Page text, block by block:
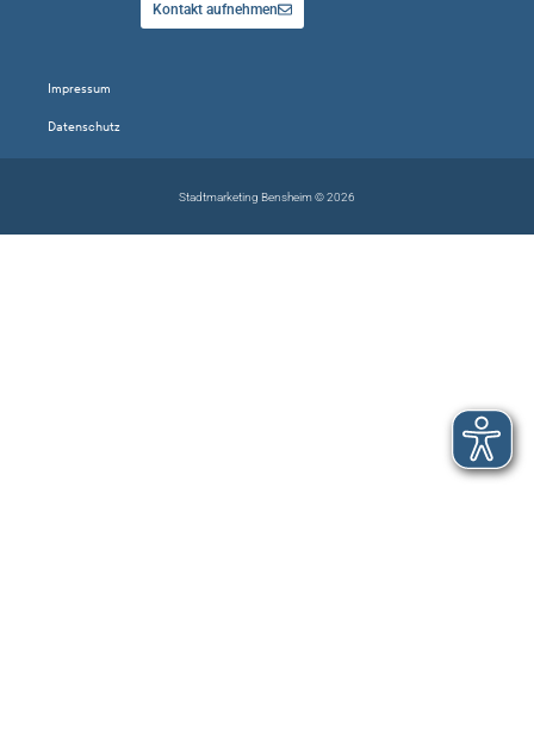
Kontakt aufnehmen
Impressum
Datenschutz
Stadtmarketing Bensheim © 2026